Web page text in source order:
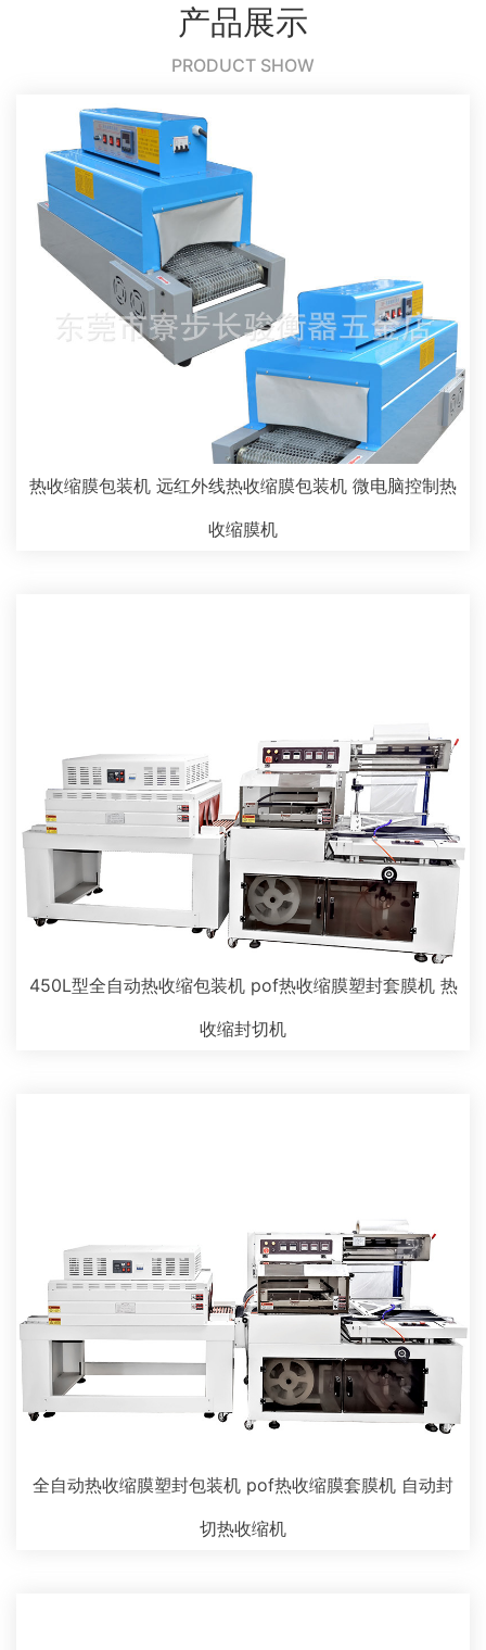
产品展示
PRODUCT SHOW
热收缩膜包装机 远红外线热收缩膜包装机 微电脑控制热
收缩膜机
450L型全自动热收缩包装机 pof热收缩膜塑封套膜机 热
收缩封切机
全自动热收缩膜塑封包装机 pof热收缩膜套膜机 自动封
切热收缩机